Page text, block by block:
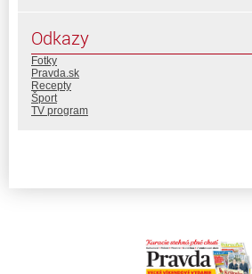
Odkazy
Fotky
Pravda.sk
Recepty
Šport
TV program